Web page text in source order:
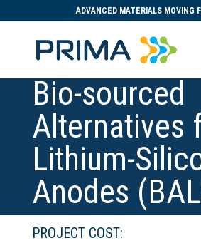
ADVANCED MATERIALS MOVING
Bio-sourced
Alternatives
Lithium-
Anodes
PROJECT COST: